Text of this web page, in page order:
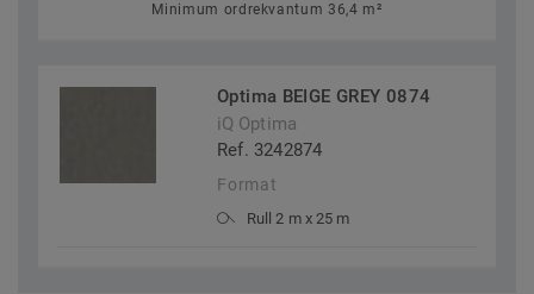
Minimum ordrekvantum 36,4 m²
Optima BEIGE GREY 0874
iQ Optima
Ref. 3242874
Format
Rull 2 m x 25 m